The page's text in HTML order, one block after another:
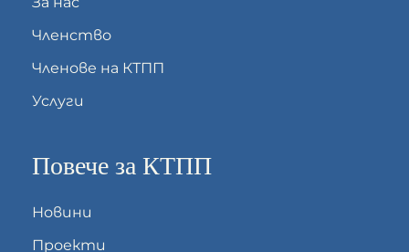
Членство
Членове на КТПП
Услуги
Повече за КТПП
Новини
Проекти